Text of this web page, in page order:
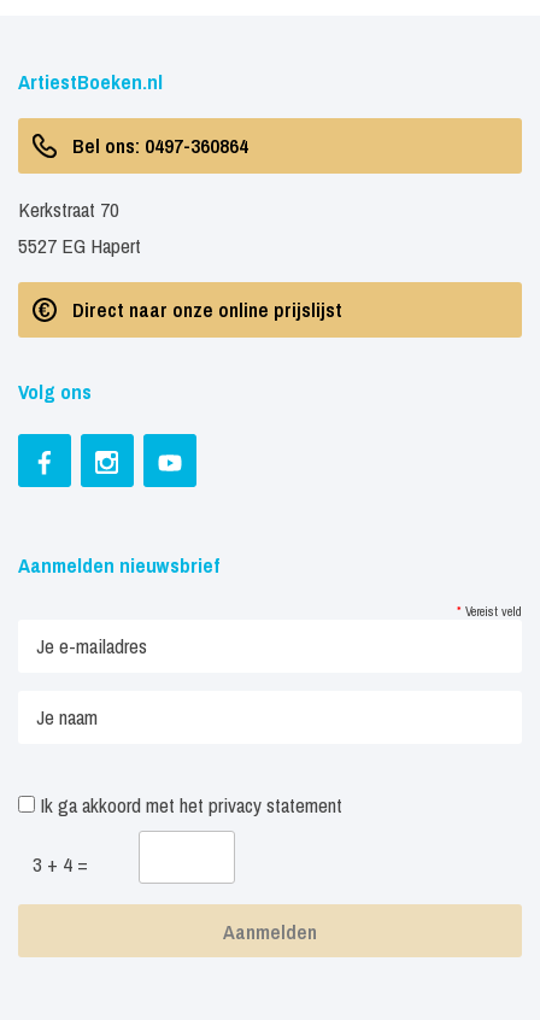
ArtiestBoeken.nl
Bel ons: 0497-360864
Kerkstraat 70
5527 EG Hapert
Direct naar onze online prijslijst
Volg ons
Aanmelden nieuwsbrief
* Vereist veld
Ik ga akkoord met het privacy statement
3 + 4 =